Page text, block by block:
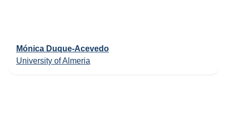
Mónica Duque-Acevedo
University of Almeria